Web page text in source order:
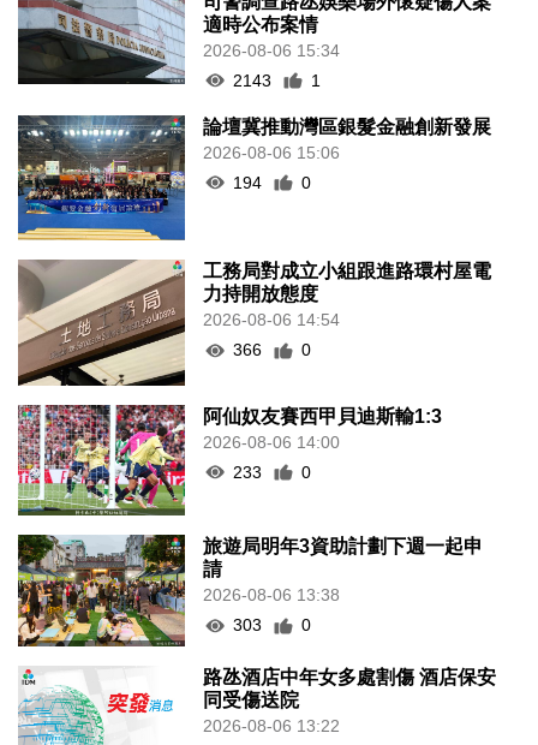
適時公布案情
2026-08-06 15:34
2143
1
論壇冀推動灣區銀髮金融創新發展
2026-08-06 15:06
194
0
工務局對成立小組跟進路環村屋電
力持開放態度
2026-08-06 14:54
366
0
阿仙奴友賽西甲貝迪斯輸1:3
2026-08-06 14:00
233
0
旅遊局明年3資助計劃下週一起申
請
2026-08-06 13:38
303
0
路氹酒店中年女多處割傷 酒店保安
同受傷送院
2026-08-06 13:22